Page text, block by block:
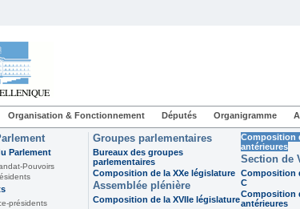
Organisation & Fonctionnement Députés Organigramme
Parlement
Pouvoirs
présidents
Groupes parlementaires
Bureaux des groupes
parlementaires
Composition de la XXe législature
Assemblée plénière
Composition de la XVIIe législature
Composition
antérieures
Section de
Composition
C
Composition
antérieures